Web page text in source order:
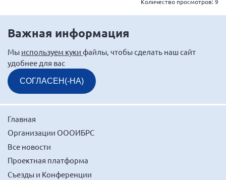
Нижегородская область
Новгородская область
Новосибирская область
Оренбургская область
Пензенская область
Республика Башкортостан
Республика Бурятия
Республика Карелия
Республика Калмыкия
Важная информация
Мы используем куки файлы, чтобы сделать наш сайт
удобнее для вас
СОГЛАСЕН(-НА)
Главная
Организации ОООИБРС
Все новости
Проектная платформа
Съезды и Конференции